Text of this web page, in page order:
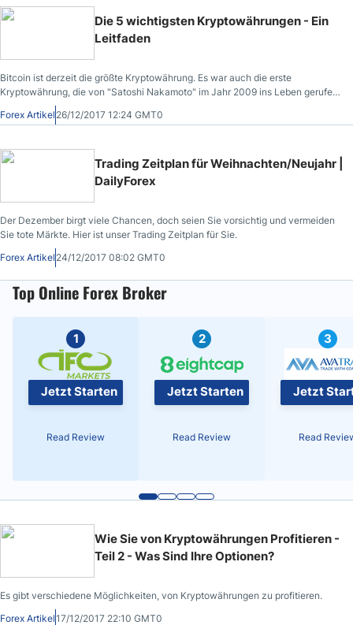
Die 5 wichtigsten Kryptowährungen - Ein
Leitfaden
Bitcoin ist derzeit die größte Kryptowährung. Es war auch die erste
Kryptowährung, die von "Satoshi Nakamoto" im Jahr 2009 ins Leben gerufen
Forex Artikel 26/12/2017 12:24 GMT0
Trading Zeitplan für Weihnachten/Neujahr |
DailyForex
Der Dezember birgt viele Chancen, doch seien Sie vorsichtig und vermeiden
Sie tote Märkte. Hier ist unser Trading Zeitplan für Sie.
Forex Artikel 24/12/2017 08:02 GMT0
Top Online Forex Broker
1
Jetzt Starten
Read Review
2
Jetzt Starten
Read Review
3
Jetzt
Read
Wie Sie von Kryptowährungen Profitieren -
Teil 2 - Was Sind Ihre Optionen?
Es gibt verschiedene Möglichkeiten, von Kryptowährungen zu profitieren.
Forex Artikel17/12/2017 22:10 GMT0